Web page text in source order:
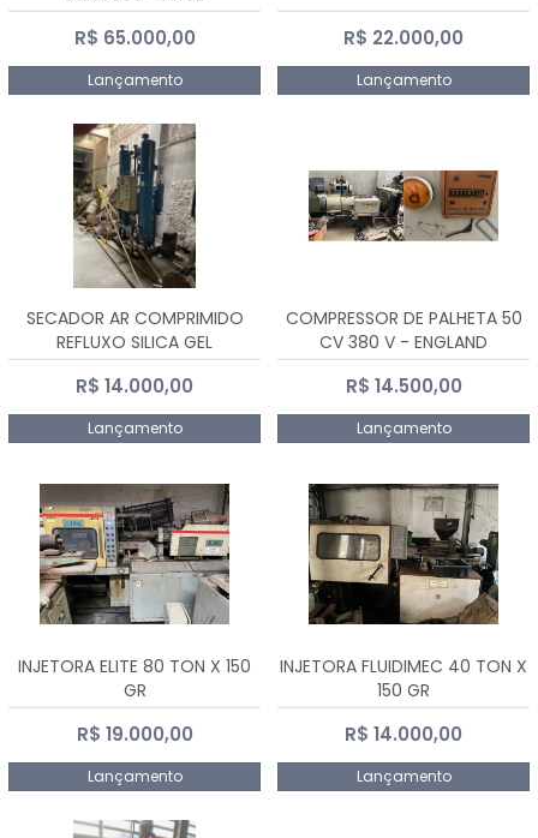
R$ 65.000,00
Lançamento
R$ 22.000,00
Lançamento
SECADOR AR COMPRIMIDO
REFLUXO SILICA GEL
R$ 14.000,00
Lançamento
COMPRESSOR DE PALHETA 50
CV 380 V - ENGLAND
R$ 14.500,00
Lançamento
INJETORA ELITE 80 TON X 150
GR
R$ 19.000,00
Lançamento
INJETORA FLUIDIMEC 40 TON X
150 GR
R$ 14.000,00
Lançamento